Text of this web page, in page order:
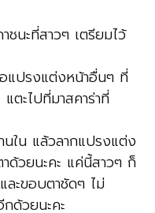
ชนะที่สาวๆ เตรียมไว้
แปรงแต่งหน้าอื่นๆ ที่
ตะไปที่มาสคาร่าที่
ใน แล้วลากแปรงแต่ง
ด้วยนะคะ แค่นี้สาวๆ ก็
ละขอบตาชัดๆ ไม่
ด้วยนะคะ